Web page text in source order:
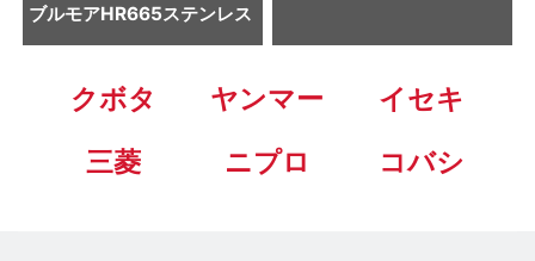
ブルモアHR665ステンレス
クボタ ヤンマー
イセキ
三菱
ニプロ コバシ